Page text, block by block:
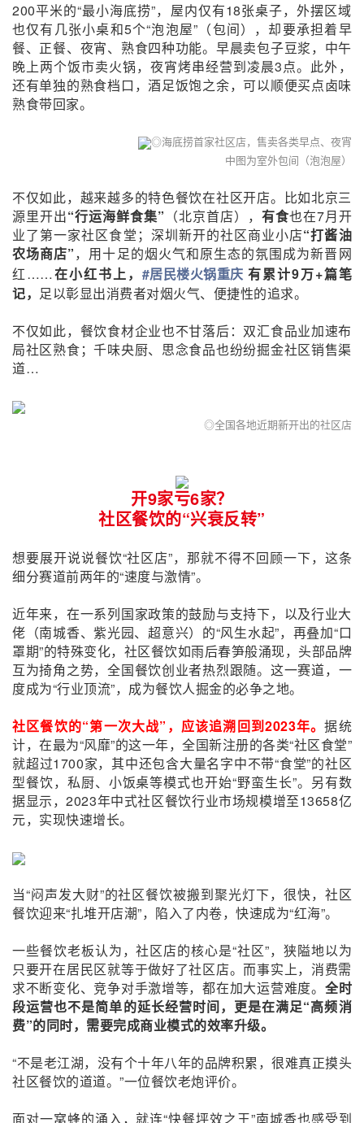
200平米的“最小海底捞”，屋内仅有18张桌子，外摆区域
也仅有几张小桌和5个“泡泡屋”（包间），却要承担着早
餐、正餐、夜宵、熟食四种功能。早晨卖包子豆浆，中午
晚上两个饭市卖火锅，夜宵烤串经营到凌晨3点。此外，
还有单独的熟食档口，酒足饭饱之余，可以顺便买点卤味
熟食带回家。
◎海底捞首家社区店，售卖各类早点、夜宵
中图为室外包间（泡泡屋）
不仅如此，越来越多的特色餐饮在社区开店。比如北京三
源里开出“行运海鲜食集” （北京首店）， 有食也在7月开
业了第一家社区食堂；深圳新开的社区商业小店“打酱油
农场商店”，用十足的烟火气和原生态的氛围成为新晋网
红……在小红书上， #居民楼火锅重庆 有累计9万+篇笔
记， 足以彰显出消费者对烟火气、便捷性的追求。
不仅如此，餐饮食材企业也不甘落后：双汇食品业加速布
局社区熟食；千味央厨、思念食品也纷纷掘金社区销售渠
道…
◎全国各地近期新开出的社区店
开9家亏6家？
社区餐饮的“兴衰反转”
想要展开说说餐饮“社区店”，那就不得不回顾一下，这条
细分赛道前两年的“速度与激情”。
近年来，在一系列国家政策的鼓励与支持下，以及行业大
佬（南城香、紫光园、超意兴）的“风生水起”，再叠加“口
罩期”的特殊变化，社区餐饮如雨后春笋般涌现，头部品牌
互为掎角之势，全国餐饮创业者热烈跟随。这一赛道，一
度成为“行业顶流”，成为餐饮人掘金的必争之地。
社区餐饮的“第一次大战”，应该追溯回到2023年。据统
计，在最为“风靡”的这一年，全国新注册的各类“社区食堂”
就超过1700家，其中还包含大量名字中不带“食堂”的社区
型餐饮，私厨、小饭桌等模式也开始“野蛮生长”。另有数
据显示，2023年中式社区餐饮行业市场规模增至13658亿
元，实现快速增长。
当“闷声发大财”的社区餐饮被搬到聚光灯下，很快，社区
餐饮迎来“扎堆开店潮”，陷入了内卷，快速成为“红海”。
一些餐饮老板认为，社区店的核心是“社区”，狭隘地以为
只要开在居民区就等于做好了社区店。而事实上，消费需
求不断变化、竞争对手激增等，都在加大运营难度。 全时
段运营也不是简单的延长经营时间，更是在满足“高频消
费”的同时，需要完成商业模式的效率升级。
“不是老江湖，没有个十年八年的品牌积累，很难真正摸头
社区餐饮的道道。”一位餐饮老炮评价。
面对一窝蜂的涌入，就连“快餐坪效之王”南城香也感受到